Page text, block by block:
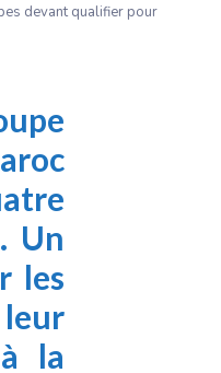
devant qualifier pour
Un
les
la